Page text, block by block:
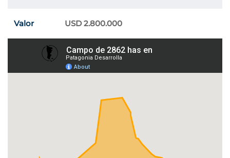
Valor USD 2.800.000